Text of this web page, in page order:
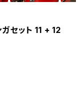
セット 11 + 12